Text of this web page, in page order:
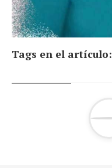
Tags en el artículo: